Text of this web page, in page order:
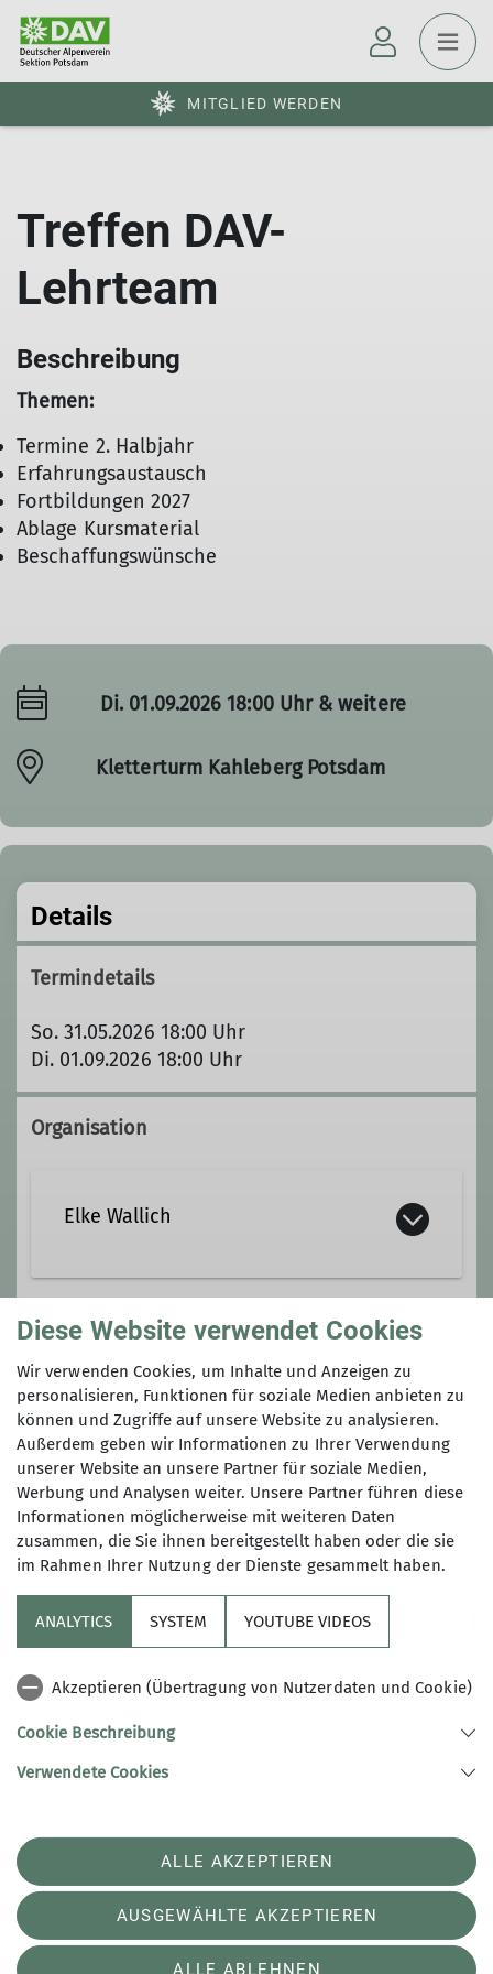
MITGLIED WERDEN
Treffen DAV-
Lehrteam
Beschreibung
Themen:
Termine 2. Halbjahr
Erfahrungsaustausch
Fortbildungen 2027
Ablage Kursmaterial
Beschaffungswünsche
Di. 01.09.2026 18:00 Uhr & weitere
Kletterturm Kahleberg Potsdam
Details
Termindetails
So. 31.05.2026 18:00 Uhr
Di. 01.09.2026 18:00 Uhr
Organisation
Elke Wallich
Elke.Wallich@dav-potsdam.de
Ämter
Jugendleiter/-in
Ausbildungsreferent/-in
Unsere Veranstaltungsorte
Kletterturm Kahleberg Potsdam
Zum Kahleberg
14478 Potsdam-Waldstadt
Sektion
Aktuelles
14482 Potsdam
Telefon +493315813250
Diese Website verwendet Cookies
Wir verwenden Cookies, um Inhalte und Anzeigen zu
personalisieren, Funktionen für soziale Medien anbieten zu
können und Zugriffe auf unsere Website zu analysieren.
Außerdem geben wir Informationen zu Ihrer Verwendung
unserer Website an unsere Partner für soziale Medien,
Werbung und Analysen weiter. Unsere Partner führen diese
Informationen möglicherweise mit weiteren Daten
zusammen, die Sie ihnen bereitgestellt haben oder die sie
im Rahmen Ihrer Nutzung der Dienste gesammelt haben.
ANALYTICS SYSTEM YOUTUBE VIDEOS
Akzeptieren (Übertragung von Nutzerdaten und Cookie)
Cookie Beschreibung
Verwendete Cookies
ALLE AKZEPTIEREN
AUSGEWÄHLTE AKZEPTIEREN
ALLE ABLEHNEN